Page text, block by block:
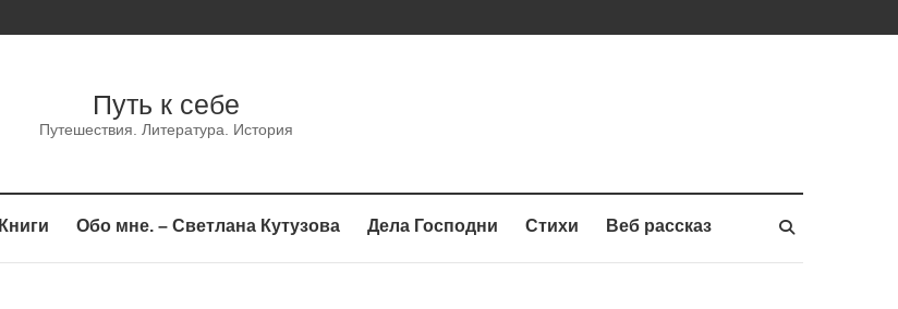
Путь к себе
Путешествия. Литература. История
Книги Обо мне. – Светлана Кутузова Дела Господни Стихи Веб рассказ